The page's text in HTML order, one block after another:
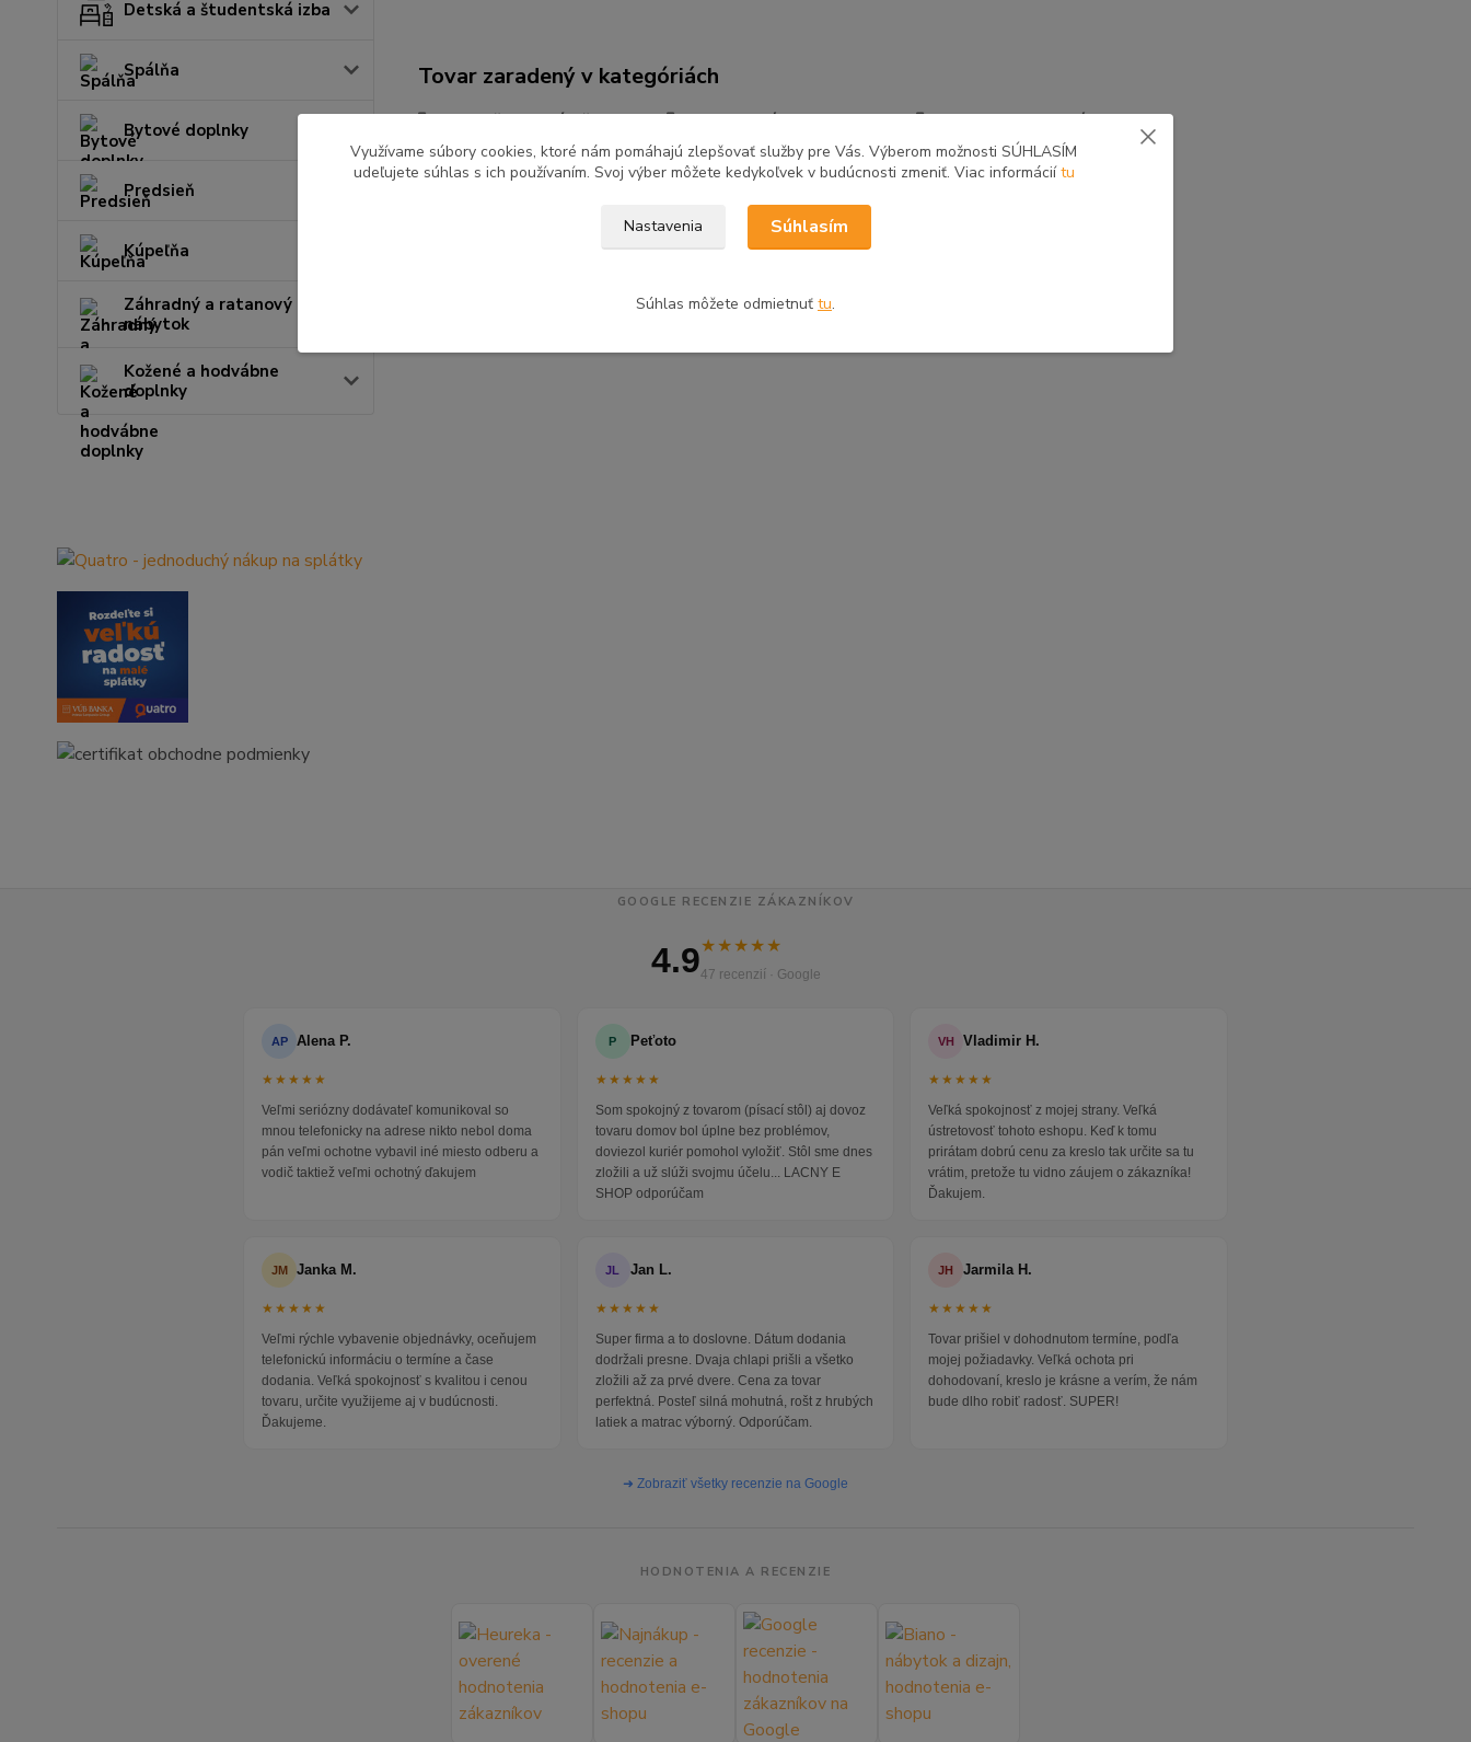
Detská a študentská izba
Spálňa
Bytové doplnky
Predsieň
Kúpeľňa
Záhradný a ratanový
nábytok
Kožené a hodvábne
doplnky
Tovar zaradený v kategóriách
Kuchyňa a jedáleň Kuchynské linky
Kuchyne voliteľné zostavy
REA
GOOGLE RECENZIE ZÁKAZNÍKOV
4.9★★★★★
47 recenzií · Google
AP Alena P.
★★★★★
Veľmi seriózny dodávateľ komunikoval so
mnou telefonicky na adrese nikto nebol doma
pán veľmi ochotne vybavil iné miesto odberu a
vodič taktiež veľmi ochotný ďakujem
P Peťoto
★★★★★
Som spokojný z tovarom (písací stôl) aj dovoz
tovaru domov bol úplne bez problémov,
doviezol kuriér pomohol vyložiť. Stôl sme dnes
zložili a už slúži svojmu účelu... LACNY E
SHOP odporúčam
VH Vladimir H.
★★★★★
Veľká spokojnosť z mojej strany. Veľká
ústretovosť tohoto eshopu. Keď k tomu
prirátam dobrú cenu za kreslo tak určite sa tu
vrátim, pretože tu vidno záujem o zákazníka!
Ďakujem.
JM Janka M.
★★★★★
Veľmi rýchle vybavenie objednávky, oceňujem
telefonickú informáciu o termíne a čase
dodania. Veľká spokojnosť s kvalitou i cenou
tovaru, určite využijeme aj v budúcnosti.
Ďakujeme.
JL Jan L.
★★★★★
Super firma a to doslovne. Dátum dodania
dodržali presne. Dvaja chlapi prišli a všetko
zložili až za prvé dvere. Cena za tovar
perfektná. Posteľ silná mohutná, rošt z hrubých
latiek a matrac výborný. Odporúčam.
JH Jarmila H.
★★★★★
Tovar prišiel v dohodnutom termíne, podľa
mojej požiadavky. Veľká ochota pri
dohodovaní, kreslo je krásne a verím, že nám
bude dlho robiť radosť. SUPER!
➜ Zobraziť všetky recenzie na Google
HODNOTENIA A RECENZIE
Využívame súbory cookies, ktoré nám pomáhajú zlepšovať služby pre Vás. Výberom možnosti SÚHLASÍM
udeľujete súhlas s ich používaním. Svoj výber môžete kedykoľvek v budúcnosti zmeniť. Viac informáciítu
Nastavenia Súhlasím
Súhlas môžete odmietnuť tu.